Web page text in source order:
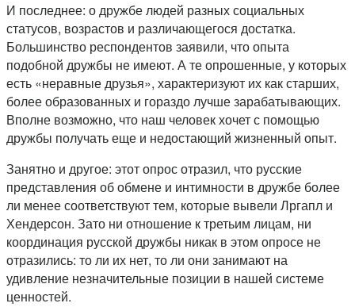
И последнее: о дружбе людей разных социальных
статусов, возрастов и различающегося достатка.
Большинство респондентов заявили, что опыта
подобной дружбы не имеют. А те опрошенные, у которых
есть «неравные друзья», характеризуют их как старших,
более образованных и гораздо лучше зарабатывающих.
Вполне возможно, что наш человек хочет с помощью
дружбы получать еще и недостающий жизненный опыт.
Занятно и другое: этот опрос отразил, что русские
представления об обмене и интимности в дружбе более
ли менее соответствуют тем, которые вывели Лргапл и
Хендерсон. Зато ни отношение к третьим лицам, ни
координация русской дружбы никак в этом опросе не
отразились: то ли их нет, то ли они занимают на
удивление незначительные позиции в нашей системе
ценностей.